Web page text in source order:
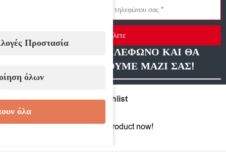
Στείλετε
ΑΦΗΣΤΕ ΜΑΣ ΤΗΛΕΦΩΝΟ ΚΑΙ ΘΑ
ΕΠΙΚΟΙΝΩΝΗΣΟΥΜΕ ΜΑΖΙ ΣΑΣ!
Compare Add to wishlist
7 People watching this product now!
Προστασία
όλων
όλα